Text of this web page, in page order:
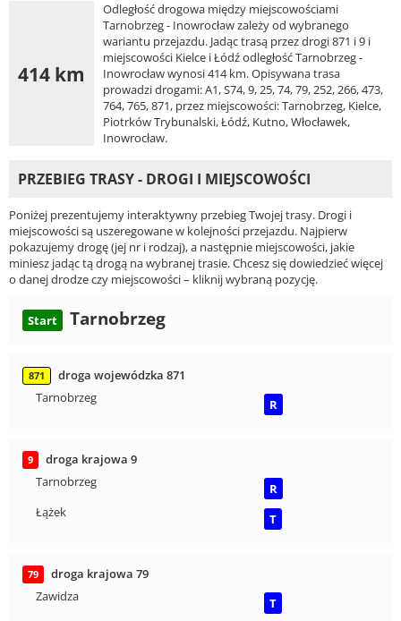
414 km
Odległość drogowa między miejscowościami
Tarnobrzeg - Inowrocław zależy od wybranego
wariantu przejazdu. Jadąc trasą przez drogi 871 i 9 i
miejscowości Kielce i Łódź odległość Tarnobrzeg -
Inowrocław wynosi 414 km. Opisywana trasa
prowadzi drogami: A1, S74, 9, 25, 74, 79, 252, 266, 473,
764, 765, 871, przez miejscowości: Tarnobrzeg, Kielce,
Piotrków Trybunalski, Łódź, Kutno, Włocławek,
Inowrocław.
PRZEBIEG TRASY - DROGI I MIEJSCOWOŚCI
Poniżej prezentujemy interaktywny przebieg Twojej trasy. Drogi i
miejscowości są uszeregowane w kolejności przejazdu. Najpierw
pokazujemy drogę (jej nr i rodzaj), a następnie miejscowości, jakie
miniesz jadąc tą drogą na wybranej trasie. Chcesz się dowiedzieć więcej
o danej drodze czy miejscowości – kliknij wybraną pozycję.
Start Tarnobrzeg
871
droga wojewódzka 871
Tarnobrzeg
R
9
droga krajowa 9
Tarnobrzeg
R
Łążek
T
79
droga krajowa 79
Zawidza
T